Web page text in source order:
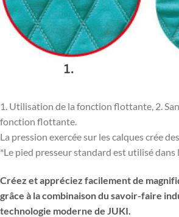
1. Utilisation de la fonction flottante, 2.
fonction flottante.
La pression exercée sur les calques crée
*Le pied presseur standard est utilisé dans
Créez et appréciez facilement de
grâce à la combinaison du savoir-faire
technologie moderne de JUKI.